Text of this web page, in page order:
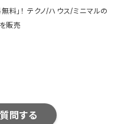
問する
」！ テクノ/ハウス/ミニマルの
販売